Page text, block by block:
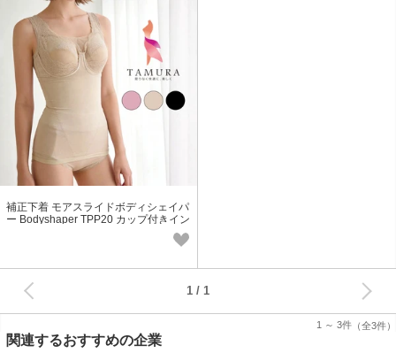
補正下着 モアスライドボディシェイパ
ー Bodyshaper TPP20 カップ付きイン
1 ～ 3件 （全3件）
1
関連するおすすめの企業